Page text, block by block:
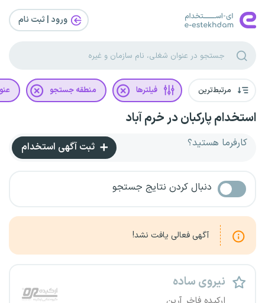
ورود | ثبت‌ نام
مرتبط‌ترین فیلترها منطقه جستجو
استخدام پارکبان در خرم آباد
کارفرما هستید؟ ثبت آگهی استخدام
دنبال کردن نتایج جستجو
آگهی فعالی یافت نشد!
نیروی ساده